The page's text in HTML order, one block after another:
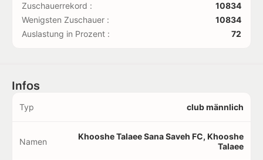
Zuschauerrekord :
10834
Wenigsten Zuschauer :
10834
Auslastung in Prozent :
72
Infos
Typ club männlich
Namen
Khooshe Talaee Sana Saveh FC, Khooshe
Talaee